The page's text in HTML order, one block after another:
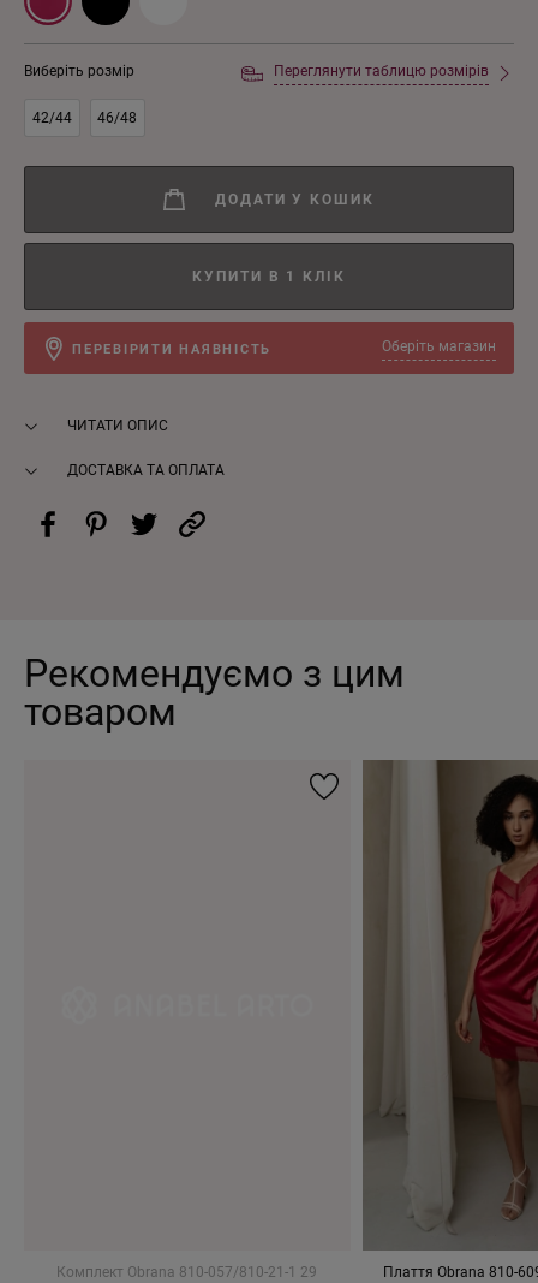
Виберіть розмір Переглянути таблицю розмірів
42/44 46/48
ДОДАТИ У КОШИК
КУПИТИ В 1 КЛІК
ПЕРЕВІРИТИ НАЯВНІСТЬ Оберіть магазин
ЧИТАТИ ОПИС
ДОСТАВКА ТА ОПЛАТА
Рекомендуємо з цим
товаром
Комплект Obrana 810-057/810-21-1 29
Плаття Obrana 810-